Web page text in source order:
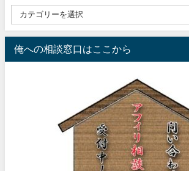
俺への相談窓口はここから